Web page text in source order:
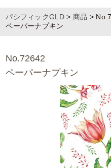
パシフィックGLD> 商品 >
ペーパーナプキン
No.72642
ペーパーナプキン